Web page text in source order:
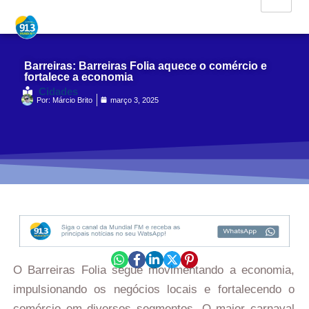
Barreiras: Barreiras Folia aquece o comércio e
fortalece a economia
Cidades
Por: Márcio Brito março 3, 2025
O Barreiras Folia segue movimentando a economia,
impulsionando os negócios locais e fortalecendo o